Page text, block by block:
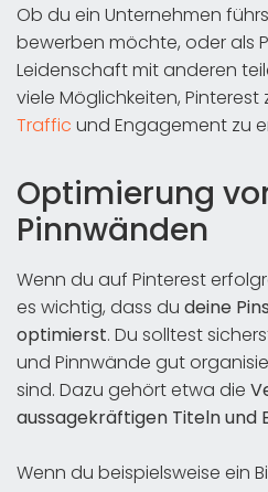
Ob du ein Unternehmen
bewerben möchte, oder als
Leidenschaft mit anderen
viele Möglichkeiten,
Traffic und Engagement zu
Optimierung
Pinnwänden
Wenn du auf Pinterest
es wichtig, dass du deine
optimierst. Du solltest
und Pinnwände gut
sind. Dazu gehört etwa die
aussagekräftigen Titeln und
Wenn du beispielsweise ein